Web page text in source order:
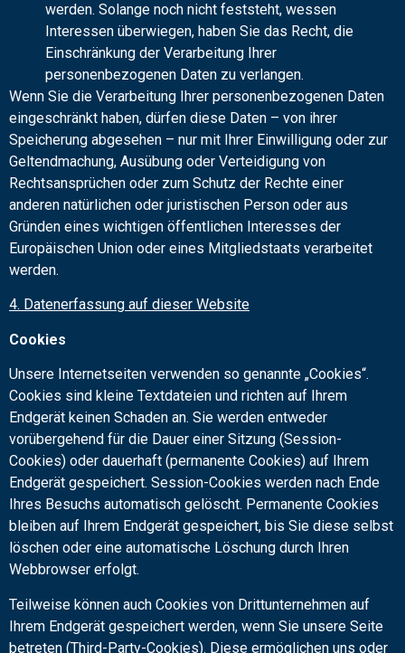
werden. Solange noch nicht feststeht, wessen
Interessen überwiegen, haben Sie das Recht, die
Einschränkung der Verarbeitung Ihrer
personenbezogenen Daten zu verlangen.
Wenn Sie die Verarbeitung Ihrer personenbezogenen Daten
eingeschränkt haben, dürfen diese Daten – von ihrer
Speicherung abgesehen – nur mit Ihrer Einwilligung oder zur
Geltendmachung, Ausübung oder Verteidigung von
Rechtsansprüchen oder zum Schutz der Rechte einer
anderen natürlichen oder juristischen Person oder aus
Gründen eines wichtigen öffentlichen Interesses der
Europäischen Union oder eines Mitgliedstaats verarbeitet
werden.
4. Datenerfassung auf dieser Website
Cookies
Unsere Internetseiten verwenden so genannte „Cookies“.
Cookies sind kleine Textdateien und richten auf Ihrem
Endgerät keinen Schaden an. Sie werden entweder
vorübergehend für die Dauer einer Sitzung (Session-
Cookies) oder dauerhaft (permanente Cookies) auf Ihrem
Endgerät gespeichert. Session-Cookies werden nach Ende
Ihres Besuchs automatisch gelöscht. Permanente Cookies
bleiben auf Ihrem Endgerät gespeichert, bis Sie diese selbst
löschen oder eine automatische Löschung durch Ihren
Webbrowser erfolgt.
Teilweise können auch Cookies von Drittunternehmen auf
Ihrem Endgerät gespeichert werden, wenn Sie unsere Seite
betreten (Third-Party-Cookies). Diese ermöglichen uns oder